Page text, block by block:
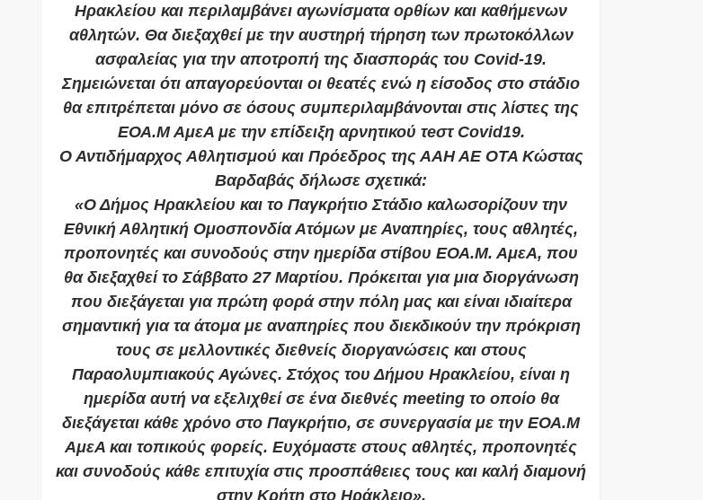
Ηρακλείου και περιλαμβάνει αγωνίσματα ορθίων και καθήμενων
αθλητών. Θα διεξαχθεί με την αυστηρή τήρηση των πρωτοκόλλων
ασφαλείας για την αποτροπή της διασποράς του Covid-19.
Σημειώνεται ότι απαγορεύονται οι θεατές ενώ η είσοδος στο στάδιο
θα επιτρέπεται μόνο σε όσους συμπεριλαμβάνονται στις λίστες της
ΕΟΑ.Μ ΑμεΑ με την επίδειξη αρνητικού τeστ Covid19.
Ο Αντιδήμαρχος Αθλητισμού και Πρόεδρος της ΑΑΗ ΑΕ ΟΤΑ Κώστας
Βαρδαβάς δήλωσε σχετικά:
«Ο Δήμος Ηρακλείου και το Παγκρήτιο Στάδιο καλωσορίζουν την
Εθνική Αθλητική Ομοσπονδία Ατόμων με Αναπηρίες, τους αθλητές,
προπονητές και συνοδούς στην ημερίδα στίβου ΕΟΑ.Μ. ΑμεΑ, που
θα διεξαχθεί το Σάββατο 27 Μαρτίου. Πρόκειται για μια διοργάνωση
που διεξάγεται για πρώτη φορά στην πόλη μας και είναι ιδιαίτερα
σημαντική για τα άτομα με αναπηρίες που διεκδικούν την πρόκριση
τους σε μελλοντικές διεθνείς διοργανώσεις και στους
Παραολυμπιακούς Αγώνες. Στόχος του Δήμου Ηρακλείου, είναι η
ημερίδα αυτή να εξελιχθεί σε ένα διεθνές meeting το οποίο θα
διεξάγεται κάθε χρόνο στο Παγκρήτιο, σε συνεργασία με την ΕΟΑ.Μ
ΑμεΑ και τοπικούς φορείς. Ευχόμαστε στους αθλητές, προπονητές
και συνοδούς κάθε επιτυχία στις προσπάθειες τους και καλή διαμονή
στην Κρήτη στο Ηράκλειο».